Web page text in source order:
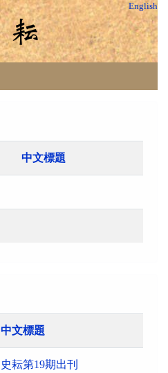
English
中文標題
中文標題
史耘第19期出刊